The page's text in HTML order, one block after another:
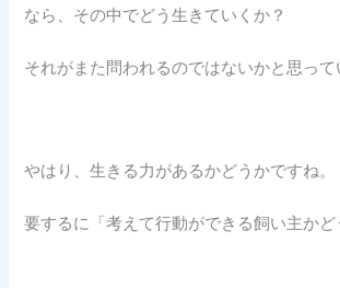
なら、その中でどう生きていくか？
それがまた問われるのではないかと思って
やはり、生きる力があるかどうかですね。
要するに「考えて行動ができる飼い主かど